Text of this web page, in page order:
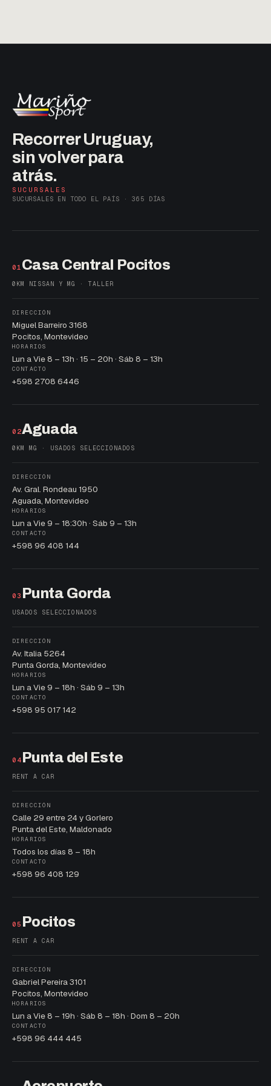
Recorrer Uruguay,
sin volver para
atrás.
SUCURSALES
SUCURSALES EN TODO EL PAÍS · 365 DÍAS
01 Casa Central Pocitos
0KM NISSAN Y MG · TALLER
DIRECCIÓN
Miguel Barreiro 3168
Pocitos, Montevideo
HORARIOS
Lun a Vie 8 – 13h · 15 – 20h · Sáb 8 – 13h
CONTACTO
+598 2708 6446
02Aguada
0KM MG · USADOS SELECCIONADOS
DIRECCIÓN
Av. Gral. Rondeau 1950
Aguada, Montevideo
HORARIOS
Lun a Vie 9 – 18:30h · Sáb 9 – 13h
CONTACTO
+598 96 408 144
03 Punta Gorda
USADOS SELECCIONADOS
DIRECCIÓN
Av. Italia 5264
Punta Gorda, Montevideo
HORARIOS
Lun a Vie 9 – 18h · Sáb 9 – 13h
CONTACTO
+598 95 017 142
04 Punta del Este
RENT A CAR
DIRECCIÓN
Calle 29 entre 24 y Gorlero
Punta del Este, Maldonado
HORARIOS
Todos los días 8 – 18h
CONTACTO
+598 96 408 129
05 Pocitos
RENT A CAR
DIRECCIÓN
Gabriel Pereira 3101
Pocitos, Montevideo
HORARIOS
Lun a Vie 8 – 19h · Sáb 8 – 18h · Dom 8 – 20h
CONTACTO
+598 96 444 445